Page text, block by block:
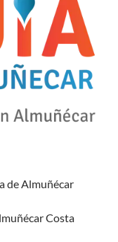
de Almuñécar
Costa